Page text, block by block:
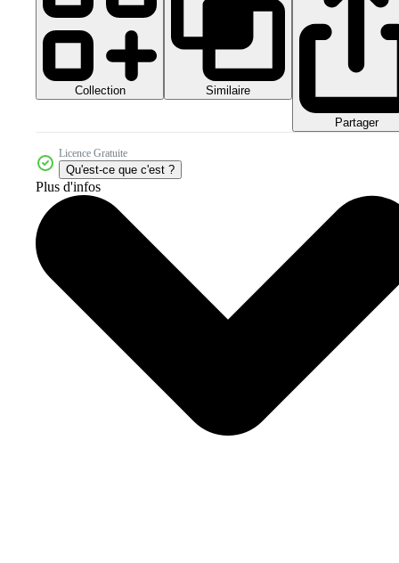
Collection Similaire
Partager
Licence Gratuite
Qu'est-ce que c'est ?
Plus d'infos